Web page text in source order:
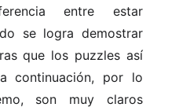
entre estar
se logra demostrar
que los puzzles así
continuación, por lo
son muy claros